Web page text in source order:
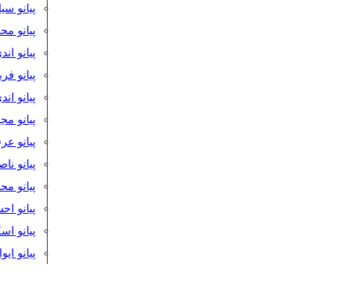
پیانو
پیانو
پیانو
پیانو
پیانو
پیانو
پیانو
پیانو
پیانو
پیانو
پیانو
پیانو